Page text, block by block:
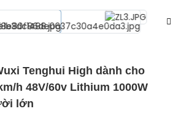
Tenghui High dành cho
h 48V/60v Lithium 1000W
lớn